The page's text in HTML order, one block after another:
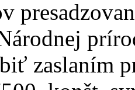
zaslaním